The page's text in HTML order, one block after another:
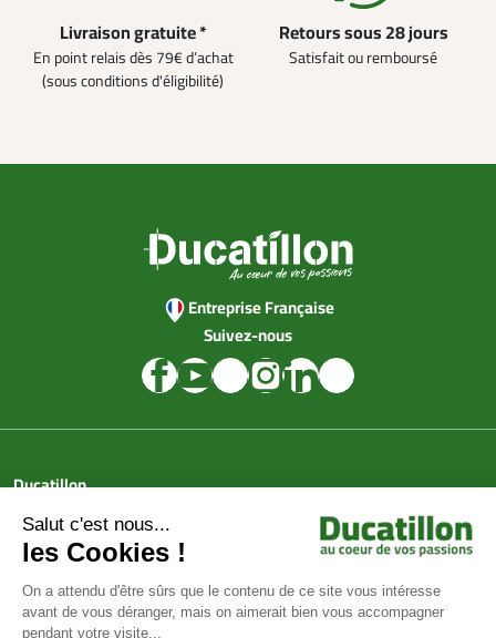
Livraison gratuite *
En point relais dès 79€ d’achat
(sous conditions d'éligibilité)
Retours sous 28 jours
Satisfait ou remboursé
Entreprise Française
Suivez-nous
Ducatillon
Achat en ligne
Services
Aide & Conseils